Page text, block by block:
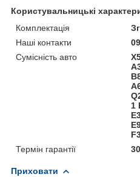
Користувальницькі
Комплектація
Наші контакти
Сумісність авто
1
Термін гарантії
Приховати